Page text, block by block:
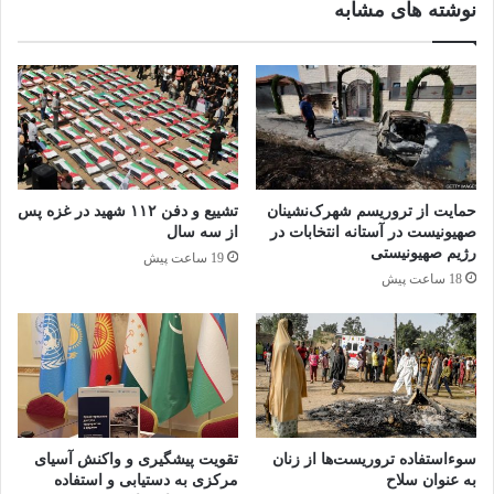
بررسی فیلم‌ها و سریال‌های ایرانی
با موضوع داعش
19 می 2025
متن کامل گفت وگوی ایسنا با مسعود خدابنده از
اعضای جداشده سازمان تروریستی منافقین به
شرح زیر است:
تصاویر و فیلم های منتشر شده از افراد حاضر در
کمپ منافقین بعد از بازرسی پلیس آلبانی بسیار
نکات قابل توجهی داشتند و پیری، فرتوتی و ناامیدی
نوشته های مشابه
حمایت از تروریسم شهرک‌نشینان
صهیونیست در آستانه انتخابات در
رژیم صهیونیستی
18 ساعت پیش
تشییع و دفن ۱۱۲ شهید در غزه پس
از سه سال
19 ساعت پیش
سوءاستفاده تروریست‌ها از زنان
به عنوان سلاح
تقویت پیشگیری و واکنش آسیای
مرکزی به دستیابی و استفاده